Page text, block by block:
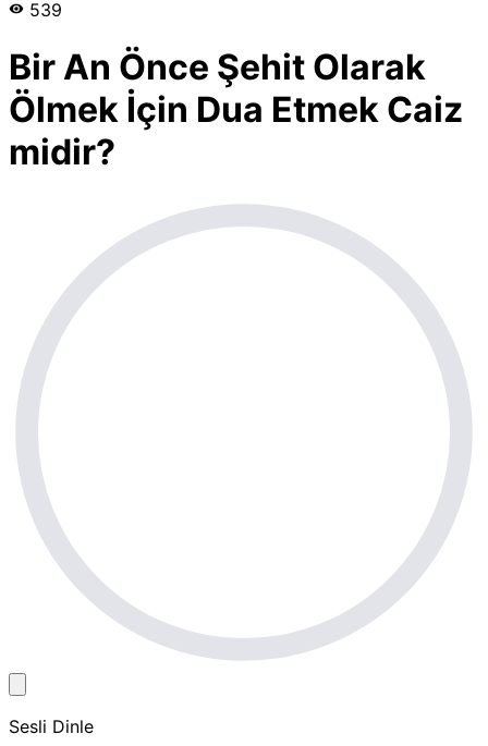
539
Bir An Önce Şehit Olarak
Ölmek İçin Dua Etmek Caiz
midir?
Sesli Dinle